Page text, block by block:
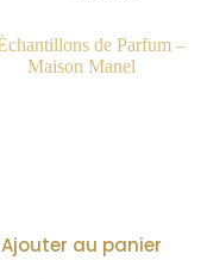
Ajouter au panier